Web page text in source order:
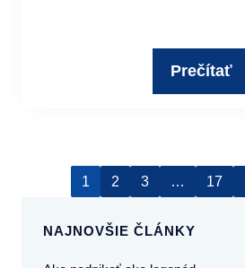
Prečítať
1 2 3 … 17
NAJNOVŠIE ČLÁNKY